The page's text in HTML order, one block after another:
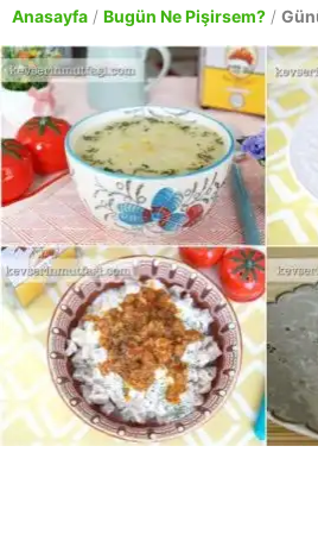
Anasayfa / Bugün Ne Pişirsem? /